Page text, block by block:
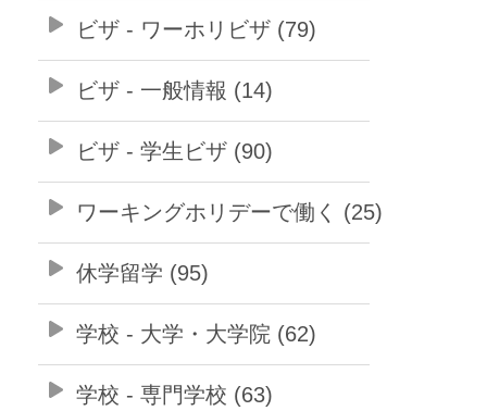
ビザ - ワーホリビザ (79)
ビザ - 一般情報 (14)
ビザ - 学生ビザ (90)
ワーキングホリデーで働く (25)
休学留学 (95)
学校 - 大学・大学院 (62)
学校 - 専門学校 (63)